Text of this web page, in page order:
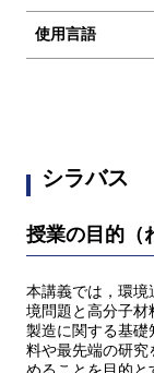
使用言語
シラバス
授業の目的（
本講義では，環境
境問題と高分子材
製造に関する基礎
料や最先端の研究